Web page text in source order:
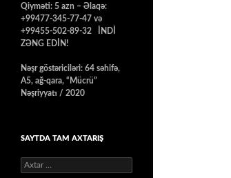
Qiyməti: 5 azn – Əlaqə:
+99477-345-77-47 və
+99455-502-89-32 İNDİ
ZƏNG EDİN!
Nəşr göstəriciləri: 64 səhifə,
A5, ağ-qara, “Mücrü”
Nəşriyyatı / 2020
SAYTDA TAM AXTARIŞ
Axtarış: